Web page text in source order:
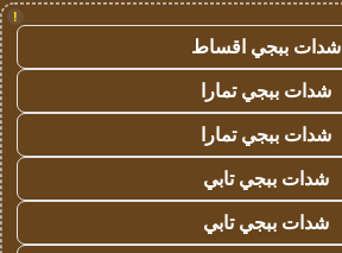
!
شدات ببجي اقساط
شدات ببجي تمارا
شدات ببجي تمارا
شدات ببجي تابي
شدات ببجي تابي